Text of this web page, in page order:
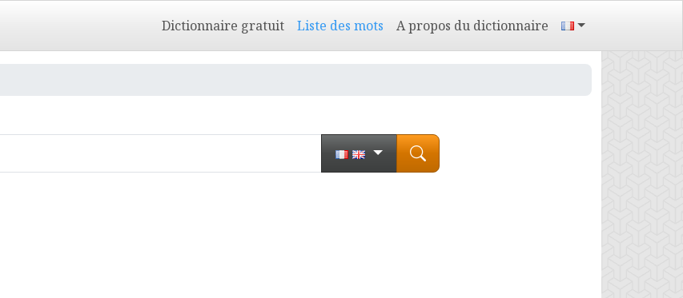
Dictionnaire gratuit Liste des mots A propos du dictionnaire